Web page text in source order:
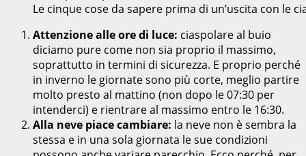
Le cinque cose da sapere prima di un’uscita con le
Attenzione alle ore di luce: ciaspolare al buio
diciamo pure come non sia proprio il massimo,
soprattutto in termini di sicurezza. E proprio perché
in inverno le giornate sono più corte, meglio partire
molto presto al mattino (non dopo le 07:30 per
intenderci) e rientrare al massimo entro le 16:30.
Alla neve piace cambiare: la neve non è sembra la
stessa e in una sola giornata le sue condizioni